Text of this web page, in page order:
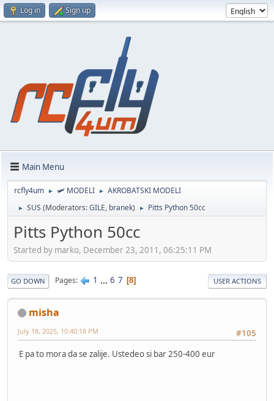
Log in Sign up
Main Menu
rcfly4um ► 🛩️ MODELI ► AKROBATSKI MODELI
► SUS (Moderators:GILE, branek) ► Pitts Python 50cc
Pitts Python 50cc
Started by marko, December 23, 2011, 06:25:11 PM
GO DOWN Pages 1 ... 6 7 8 USER ACTIONS
misha
#105
July 18, 2025, 10:40:18 PM
E pa to mora da se zalije. Ustedeo si bar 250-400 eur